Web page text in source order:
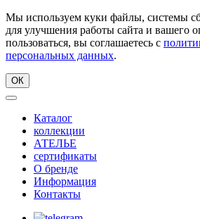
Мы используем куки файлы, системы
для улучшения работы сайта и вашего
пользоваться, вы соглашаетесь с
персональных данных.
ОК
Каталог
коллекции
АТЕЛЬЕ
сертификаты
О бренде
Информация
Контакты